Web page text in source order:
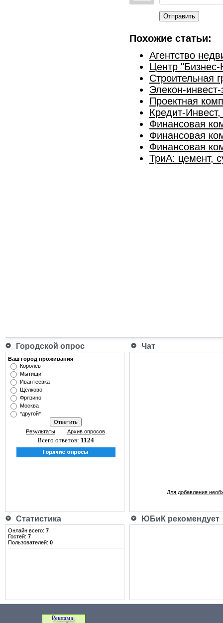
Отправить
Похожие статьи:
Агентство
Центр "Бизнес-
Строительная
Элекон-
Проектная
Кредит-
Финансовая
Финансовая
Финансовая
ТриА: цемент,
Городской опрос Чат
Ваш город проживания
Королёв
Мытищи
Ивантеевка
Щёлково
Фрязино
Москва
*другой*
Результаты Архив опросов
Всего ответов: 1124
Для добавления
Статистика ЮБиК рекомендует
Онлайн всего: 7
Гостей: 7
Пользователей: 0